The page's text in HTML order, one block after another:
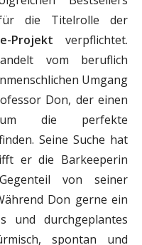
die Titelrolle der
Projekt verpflichtet.
vom beruflich
Umgang
Don, der einen
um die perfekte
Seine Suche hat
er die Barkeeperin
von seiner
Don gerne ein
und durchgeplantes
spontan und